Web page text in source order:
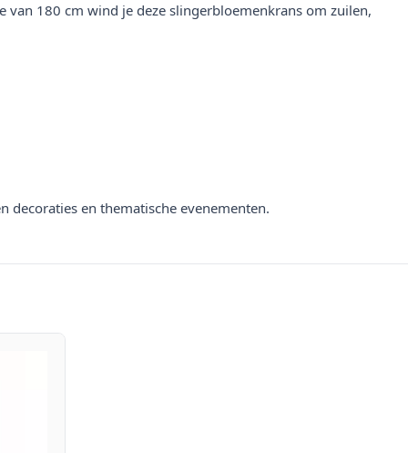
van 180 cm wind je deze slingerbloemenkrans om zuilen,
decoraties en thematische evenementen.